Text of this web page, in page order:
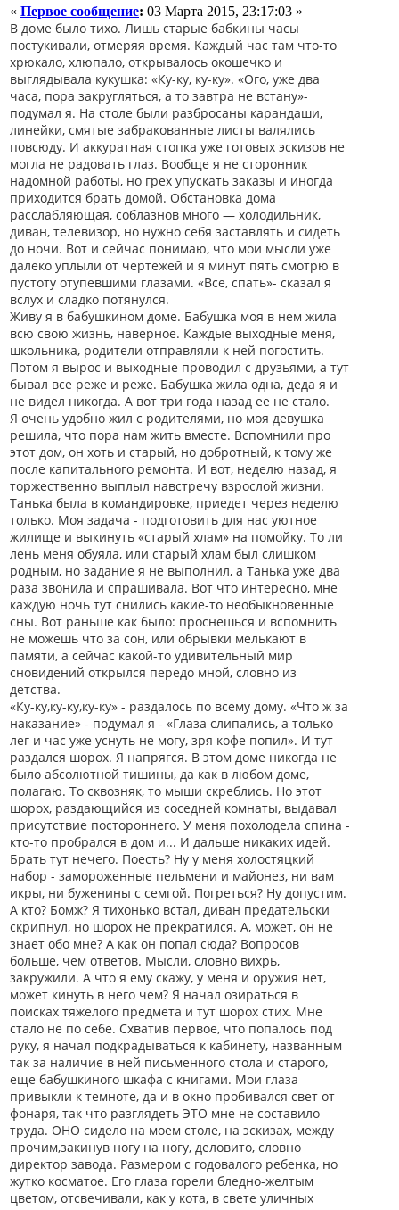
« Первое сообщение: 03 Марта 2015, 23:17:03 »
В доме было тихо. Лишь старые бабкины часы
постукивали, отмеряя время. Каждый час там что-то
хрюкало, хлюпало, открывалось окошечко и
выглядывала кукушка: «Ку-ку, ку-ку». «Ого, уже два
часа, пора закругляться, а то завтра не встану»-
подумал я. На столе были разбросаны карандаши,
линейки, смятые забракованные листы валялись
повсюду. И аккуратная стопка уже готовых эскизов не
могла не радовать глаз. Вообще я не сторонник
надомной работы, но грех упускать заказы и иногда
приходится брать домой. Обстановка дома
расслабляющая, соблазнов много — холодильник,
диван, телевизор, но нужно себя заставлять и сидеть
до ночи. Вот и сейчас понимаю, что мои мысли уже
далеко уплыли от чертежей и я минут пять смотрю в
пустоту отупевшими глазами. «Все, спать»- сказал я
вслух и сладко потянулся.
Живу я в бабушкином доме. Бабушка моя в нем жила
всю свою жизнь, наверное. Каждые выходные меня,
школьника, родители отправляли к ней погостить.
Потом я вырос и выходные проводил с друзьями, а тут
бывал все реже и реже. Бабушка жила одна, деда я и
не видел никогда. А вот три года назад ее не стало.
Я очень удобно жил с родителями, но моя девушка
решила, что пора нам жить вместе. Вспомнили про
этот дом, он хоть и старый, но добротный, к тому же
после капитального ремонта. И вот, неделю назад, я
торжественно выплыл навстречу взрослой жизни.
Танька была в командировке, приедет через неделю
только. Моя задача - подготовить для нас уютное
жилище и выкинуть «старый хлам» на помойку. То ли
лень меня обуяла, или старый хлам был слишком
родным, но задание я не выполнил, а Танька уже два
раза звонила и спрашивала. Вот что интересно, мне
каждую ночь тут снились какие-то необыкновенные
сны. Вот раньше как было: проснешься и вспомнить
не можешь что за сон, или обрывки мелькают в
памяти, а сейчас какой-то удивительный мир
сновидений открылся передо мной, словно из
детства.
«Ку-ку,ку-ку,ку-ку» - раздалось по всему дому. «Что ж за
наказание» - подумал я - «Глаза слипались, а только
лег и час уже уснуть не могу, зря кофе попил». И тут
раздался шорох. Я напрягся. В этом доме никогда не
было абсолютной тишины, да как в любом доме,
полагаю. То сквозняк, то мыши скреблись. Но этот
шорох, раздающийся из соседней комнаты, выдавал
присутствие постороннего. У меня похолодела спина -
кто-то пробрался в дом и... И дальше никаких идей.
Брать тут нечего. Поесть? Ну у меня холостяцкий
набор - замороженные пельмени и майонез, ни вам
икры, ни буженины с семгой. Погреться? Ну допустим.
А кто? Бомж? Я тихонько встал, диван предательски
скрипнул, но шорох не прекратился. А, может, он не
знает обо мне? А как он попал сюда? Вопросов
больше, чем ответов. Мысли, словно вихрь,
закружили. А что я ему скажу, у меня и оружия нет,
может кинуть в него чем? Я начал озираться в
поисках тяжелого предмета и тут шорох стих. Мне
стало не по себе. Схватив первое, что попалось под
руку, я начал подкрадываться к кабинету, названным
так за наличие в ней письменного стола и старого,
еще бабушкиного шкафа с книгами. Мои глаза
привыкли к темноте, да и в окно пробивался свет от
фонаря, так что разглядеть ЭТО мне не составило
труда. ОНО сидело на моем столе, на эскизах, между
прочим,закинув ногу на ногу, деловито, словно
директор завода. Размером с годовалого ребенка, но
жутко косматое. Его глаза горели бледно-желтым
цветом, отсвечивали, как у кота, в свете уличных